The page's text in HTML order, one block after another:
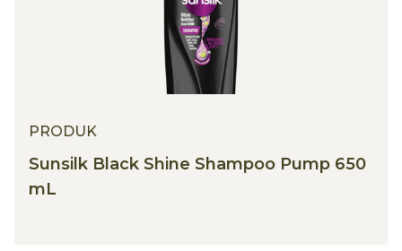
PRODUK
Sunsilk Black Shine Shampoo Pump 650
mL